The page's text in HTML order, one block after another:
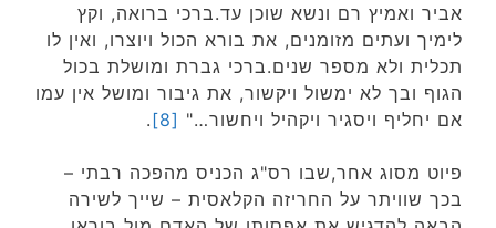
אביר ואמיץ רם ונשא שוכן עד.ברכי ברואה, וקץ
לימיך ועתים מזומנים, את בורא הכול ויוצרו, ואין לו
תכלית ולא מספר שנים.ברכי גברת ומושלת בכול
הגוף ובך לא ימשול ויקשור, את גיבור ומושל אין עמו
אם יחליף ויסגיר ויקהיל ויחשור…" [8]
.
פיוט מסוג אחר,שבו רס"ג הכניס מהפכה רבתי –
בכך שוויתר על החריזה הקלאסית – שייך לשירה